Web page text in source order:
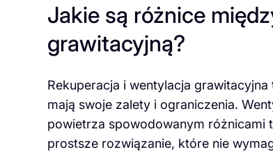
Jakie są różnice
grawitacyjną?
Rekuperacja i wentylacja
mają swoje zalety i ograniczenia.
powietrza spowodowanym różnicami
prostsze rozwiązanie, które nie